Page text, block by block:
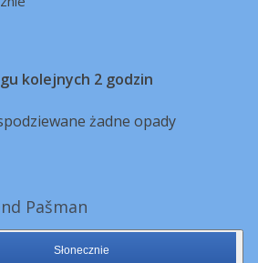
kolejnych 2 godzin
żadne opady
Pašman
Słonecznie